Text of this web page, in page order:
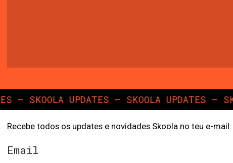
SKOOLA UPDATES — SKOOLA UPDATES —
Recebe todos os updates e novidades Skoola no teu e-mail.